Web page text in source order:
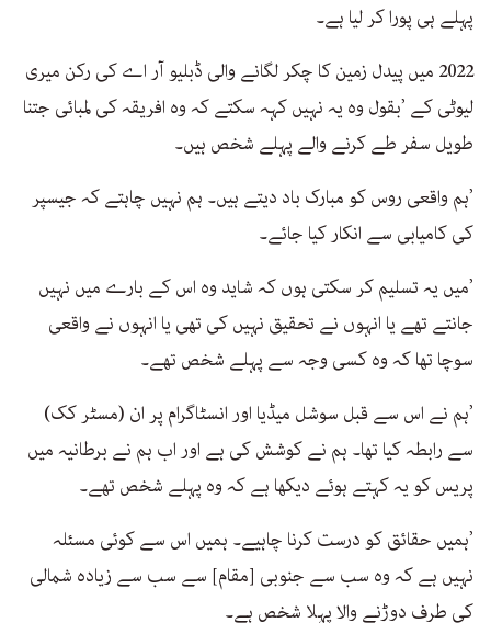
پہلے ہی پورا کر لیا ہے۔
2022 میں پیدل زمین کا چکر لگانے والی ڈبلیو آر اے کی رکن میری
لیوٹی کے ’بقول وہ یہ نہیں کہہ سکتے کہ وہ افریقہ کی لمبائی جتنا
طویل سفر طے کرنے والے پہلے شخص ہیں۔
’ہم واقعی روس کو مبارک باد دیتے ہیں۔ ہم نہیں چاہتے کہ جیسپر
کی کامیابی سے انکار کیا جائے۔
’میں یہ تسلیم کر سکتی ہوں کہ شاید وہ اس کے بارے میں نہیں
جانتے تھے یا انہوں نے تحقیق نہیں کی تھی یا انہوں نے واقعی
سوچا تھا کہ وہ کسی وجہ سے پہلے شخص تھے۔
’ہم نے اس سے قبل سوشل میڈیا اور انسٹاگرام پر ان (مسٹر کک)
سے رابطہ کیا تھا۔ ہم نے کوشش کی ہے اور اب ہم نے برطانیہ میں
پریس کو یہ کہتے ہوئے دیکھا ہے کہ وہ پہلے شخص تھے۔
’ہمیں حقائق کو درست کرنا چاہیے۔ ہمیں اس سے کوئی مسئلہ
نہیں ہے کہ وہ سب سے جنوبی [مقام] سے سب سے زیادہ شمالی
کی طرف دوڑنے والا پہلا شخص ہے۔